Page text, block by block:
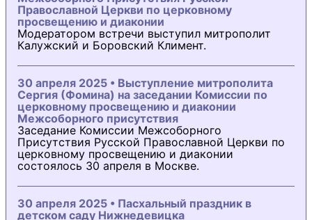
Православной Церкви по церковному
просвещению и диаконии
Модератором встречи выступил митрополит
Калужский и Боровский Климент.
30 апреля 2025 • Выступление митрополита
Сергия (Фомина) на заседании Комиссии по
церковному просвещению и диаконии
Межсоборного присутствия
Заседание Комиссии Межсоборного
Присутствия Русской Православной Церкви по
церковному просвещению и диаконии
состоялось 30 апреля в Москве.
30 апреля 2025 • Пасхальный праздник в
детском саду Нижнедевицка